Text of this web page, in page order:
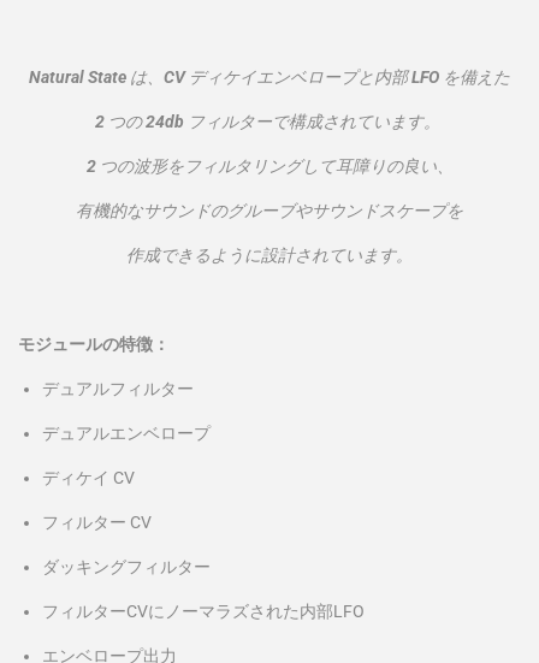
Natural State は、CV ディケイエンベロープと内部 LFO を備えた
2 つの 24db フィルターで構成されています。
2 つの波形をフィルタリングして耳障りの良い、
有機的なサウンドのグルーブやサウンドスケープを
作成できるように設計されています。
モジュールの特徴：
デュアルフィルター
デュアルエンベロープ
ディケイ CV
フィルター CV
ダッキングフィルター
フィルターCVにノーマラズされた内部LFO
エンベロープ出力